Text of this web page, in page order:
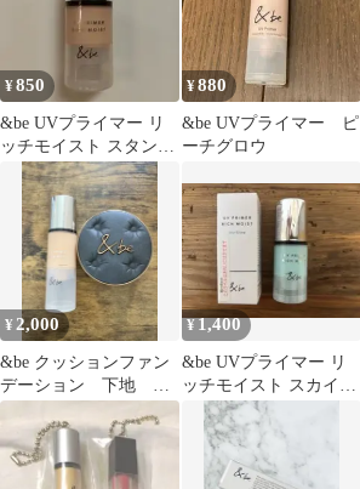
¥850
&be UVプライマー リ
ッチモイスト スタンダ
ード限定サイズ
¥880
&be UVプライマー ピ
ーチグロウ
¥ 2,000
&be クッションファン
デーション 下地 ま
とめ売り
¥1,400
&be UVプライマー リ
ッチモイスト スカイグ
ロウ ミニサイズ